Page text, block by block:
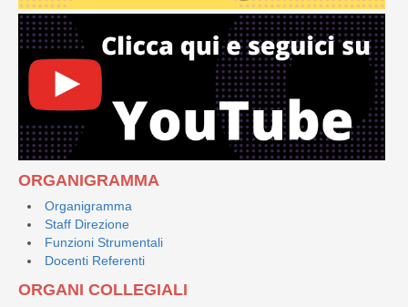
ORGANIGRAMMA
Organigramma
Staff Direzione
Funzioni Strumentali
Docenti Referenti
ORGANI COLLEGIALI